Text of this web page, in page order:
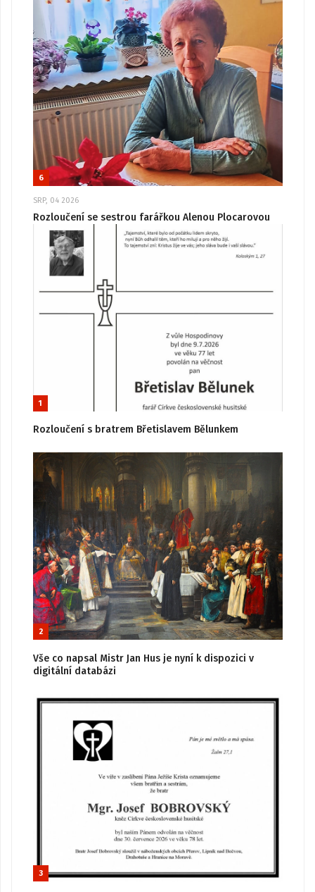
6
SRP, 04 2026
Rozloučení se sestrou farářkou Alenou Plocarovou
1
Rozloučení s bratrem Břetislavem Bělunkem
2
Vše co napsal Mistr Jan Hus je nyní k dispozici v
digitální databázi
3